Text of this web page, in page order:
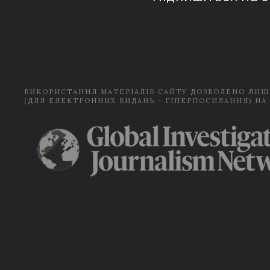
ВИКОРИСТАННЯ МАТЕРІАЛІВ САЙТУ ДОЗВОЛЕНО
(ДЛЯ ЕЛЕКТРОННИХ ВИДАНЬ - ГІПЕРПОСИЛАННЯ) НА